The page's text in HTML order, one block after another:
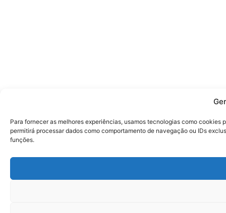
Para fornecer as melhores experiências, usamos tecnologias como
permitirá processar dados como comportamento de navegação ou IDs
funções.